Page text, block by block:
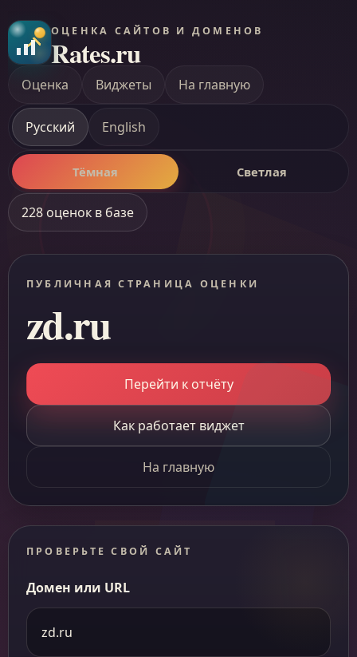
ОЦЕНКА САЙТОВ И ДОМЕНОВ
Rates.ru
Оценка Виджеты На главную
Русский English
Тёмная Светлая
228 оценок в базе
ПУБЛИЧНАЯ СТРАНИЦА ОЦЕНКИ
zd.ru
Перейти к отчёту
Как работает виджет
На главную
ПРОВЕРЬТЕ СВОЙ САЙТ
Домен или URL